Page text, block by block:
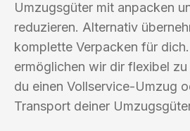
Umzugsgüter mit anpacken
reduzieren. Alternativ
komplette Verpacken für
ermöglichen wir dir flexibel
du einen Vollservice-Umzug
Transport deiner